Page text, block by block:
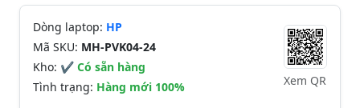
Dòng laptop: HP
Mã SKU: MH-PVK04-24
Kho: ✔ Có sẵn hàng
Tình trạng: Hàng mới 100% Xem QR